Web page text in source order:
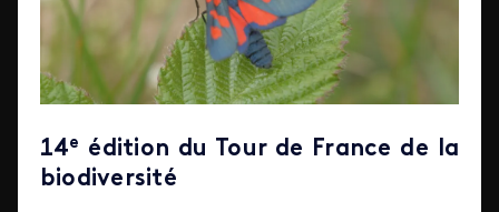
14e
édition du Tour de France de la
biodiversité